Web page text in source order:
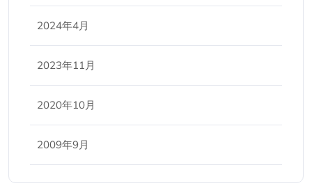
2024年4月
2023年11月
2020年10月
2009年9月